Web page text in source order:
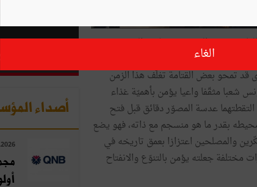
تبعث في النفس صنوفا من الحيرة
يطالعون وهم يلعبون ويمرحون، وصوّر
قد تمحو بعض القتامة تغلّف هذا الزمن
شعبا مثقّفا واعيا يؤمن بأهميّة غذاء
عدسة المصوّر دقائق قبل فتح
بقدر ما هو منسجم مع ذاته، فهو يضع
والمصلحين اعتزازا بعمق تاريخه في
مختلفة جعلته يؤمن بالتنوّع والانفتاح
EN KIOSQUE
أصداء
الغاء